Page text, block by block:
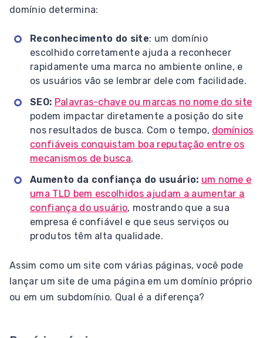
domínio determina:
Reconhecimento do site: um domínio
escolhido corretamente ajuda a reconhecer
rapidamente uma marca no ambiente online, e
os usuários vão se lembrar dele com facilidade.
SEO: Palavras-chave ou marcas no nome do site
podem impactar diretamente a posição do site
nos resultados de busca. Com o tempo, domínios
confiáveis conquistam boa reputação entre os
mecanismos de busca.
Aumento da confiança do usuário: um nome e
uma TLD bem escolhidos ajudam a aumentar a
confiança do usuário, mostrando que a sua
empresa é confiável e que seus serviços ou
produtos têm alta qualidade.
Assim como um site com várias páginas, você pode
lançar um site de uma página em um domínio próprio
ou em um subdomínio. Qual é a diferença?